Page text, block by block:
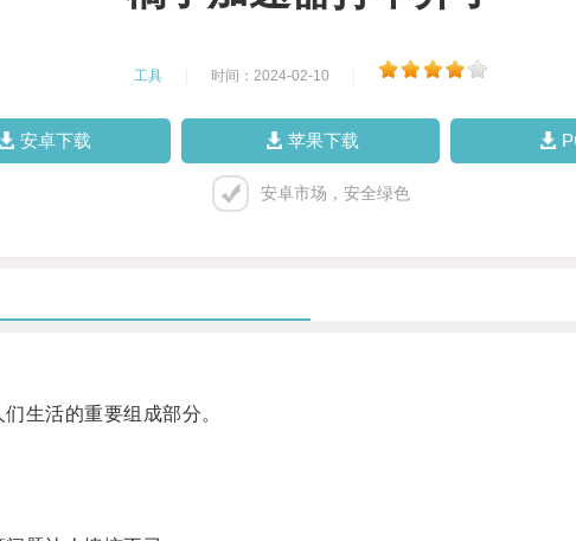
工具 时间：2024-02-10
安卓下载 苹果下载
安卓市场，安全绿色
生活的重要组成部分。